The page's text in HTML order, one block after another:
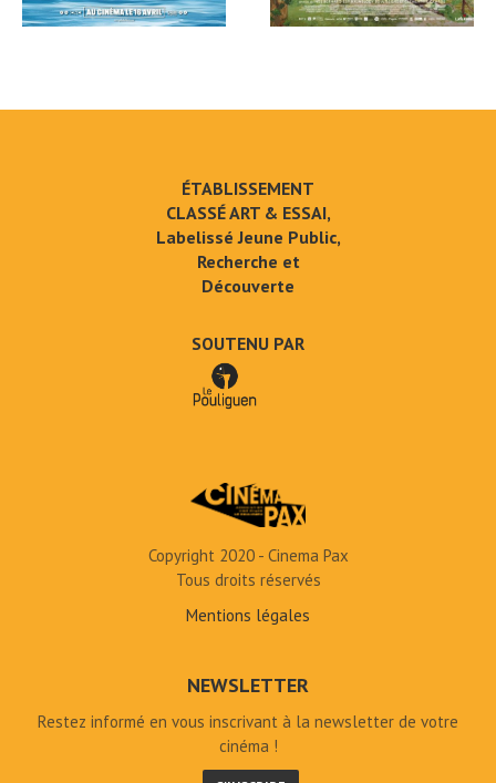
ÉTABLISSEMENT
CLASSÉ ART & ESSAI,
Labelissé Jeune Public,
Recherche et
Découverte
SOUTENU PAR
Copyright 2020 - Cinema Pax
Tous droits réservés
Mentions légales
NEWSLETTER
Restez informé en vous inscrivant à la newsletter de votre
cinéma !